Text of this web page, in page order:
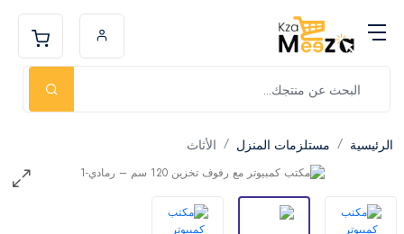
الرئيسية مستلزمات المنزل الأثاث